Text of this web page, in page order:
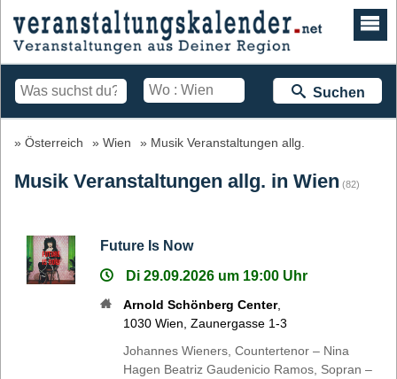
Suchen
Österreich Wien Musik Veranstaltungen allg.
Musik Veranstaltungen allg. in Wien (82)
Future Is Now
Di 29.09.2026 um 19:00 Uhr
Arnold Schönberg Center,
1030 Wien ,Zaunergasse 1-3
Johannes Wieners, Countertenor – Nina
Hagen Beatriz Gaudenicio Ramos, Sopran –